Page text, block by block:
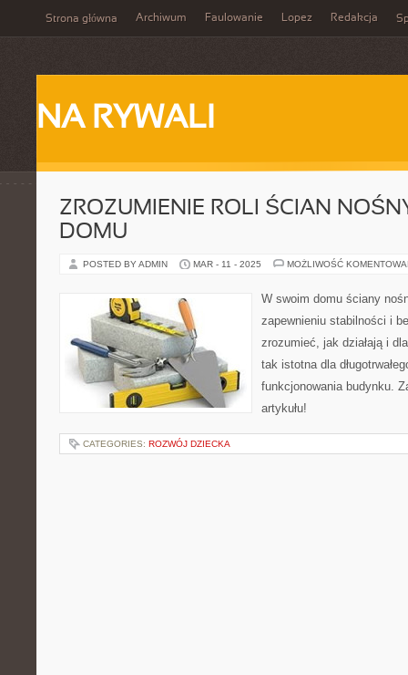
Strona główna Archiwum Faulowanie Lopez Redakcja
NA RYWALI
ZROZUMIENIE ROLI ŚCIAN
DOMU
POSTED BY ADMIN MAR - 11 - 2025 MOŻLIWOŚĆ
W swoim domu ściany
zapewnieniu stabilności i
zrozumieć, jak działają i
tak istotna dla
funkcjonowania budynku.
artykułu!
CATEGORIES: ROZWÓJ DZIECKA